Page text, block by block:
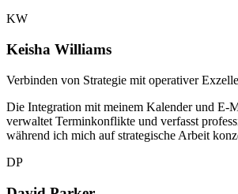
KW
Keisha Williams
Verbinden von Strategie mit operativer
Die Integration mit meinem Kalender und E-
verwaltet Terminkonflikte und verfasst
während ich mich auf strategische Arbeit
DP